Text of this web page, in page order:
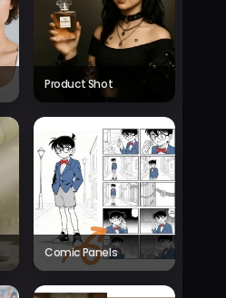
Product Shot
Comic Panels